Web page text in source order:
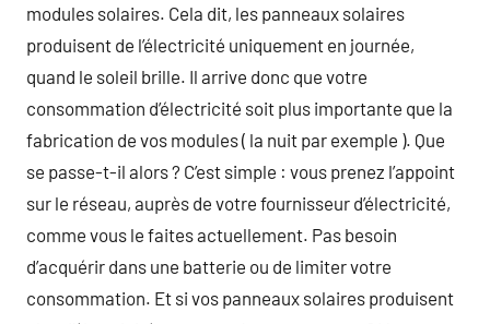
modules solaires. Cela dit, les panneaux solaires
produisent de l’électricité uniquement en journée,
quand le soleil brille. Il arrive donc que votre
consommation d’électricité soit plus importante que la
fabrication de vos modules ( la nuit par exemple ). Que
se passe-t-il alors ? C’est simple : vous prenez l’appoint
sur le réseau, auprès de votre fournisseur d’électricité,
comme vous le faites actuellement. Pas besoin
d’acquérir dans une batterie ou de limiter votre
consommation. Et si vos panneaux solaires produisent